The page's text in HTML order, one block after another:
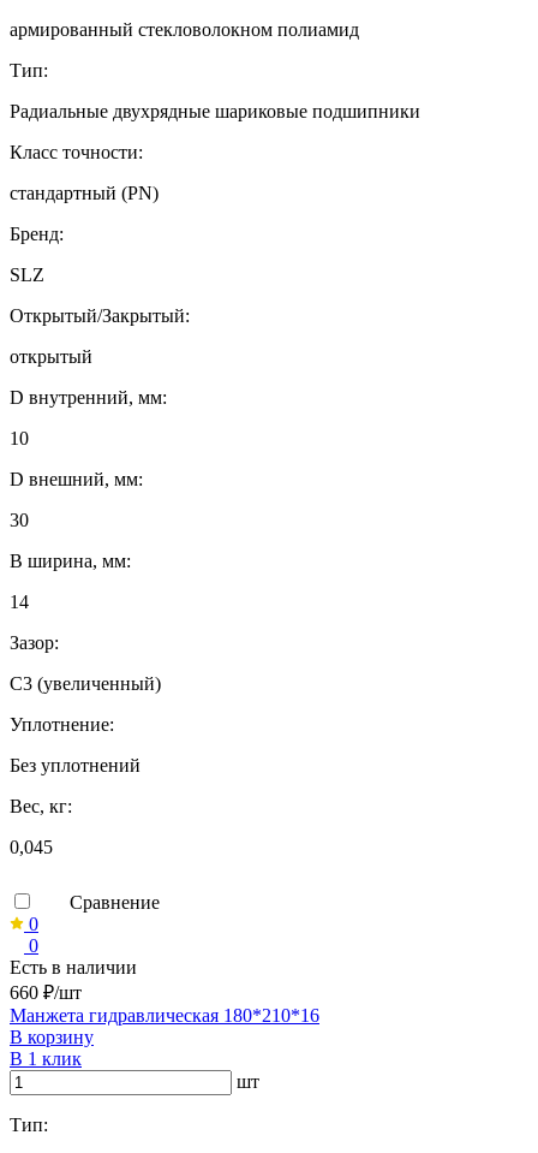
армированный стекловолокном полиамид
Тип:
Радиальные двухрядные шариковые подшипники
Класс точности:
стандартный (PN)
Бренд:
SLZ
Открытый/Закрытый:
открытый
D внутренний, мм:
10
D внешний, мм:
30
B ширина, мм:
14
Зазор:
C3 (увеличенный)
Уплотнение:
Без уплотнений
Вес, кг:
0,045
Сравнение
0
0
Есть в наличии
660 ₽/шт
Манжета гидравлическая 180*210*16
В корзину
В 1 клик
шт
Тип: